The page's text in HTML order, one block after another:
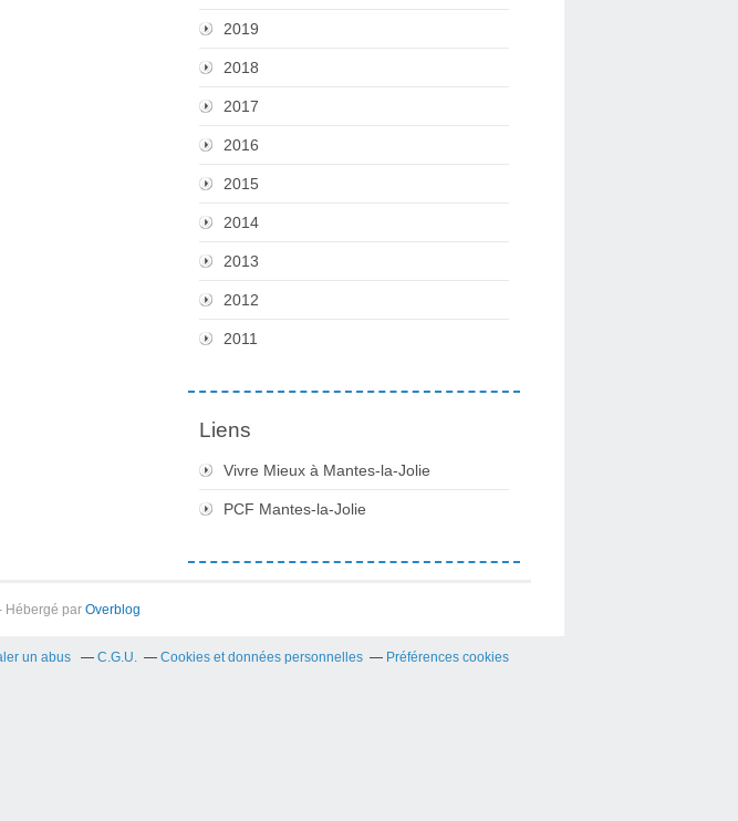
2019
2018
2017
2016
2015
2014
2013
2012
2011
Liens
Vivre Mieux à Mantes-la-Jolie
PCF Mantes-la-Jolie
Hébergé par Overblog
un abus C.G.U. Cookies et données personnelles Préférences cookies